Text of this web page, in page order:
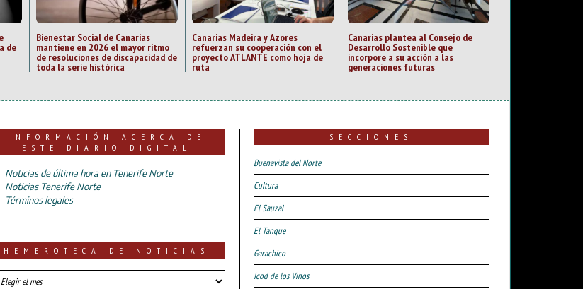
de
Bienestar Social de Canarias
mantiene en 2026 el mayor ritmo
de resoluciones de discapacidad de
toda la serie histórica
Canarias Madeira y Azores
refuerzan su cooperación con el
proyecto ATLANTE como hoja de
ruta
Canarias plantea al Consejo de
Desarrollo Sostenible que
incorpore a su acción a las
generaciones futuras
INFORMACIÓN ACERCA DE
ESTE DIARIO DIGITAL
Noticias de última hora en Tenerife Norte
Noticias Tenerife Norte
Términos legales
HEMEROTECA DE NOTICIAS
SECCIONES
Buenavista del Norte
Cultura
El Sauzal
El Tanque
Garachico
Icod de los Vinos